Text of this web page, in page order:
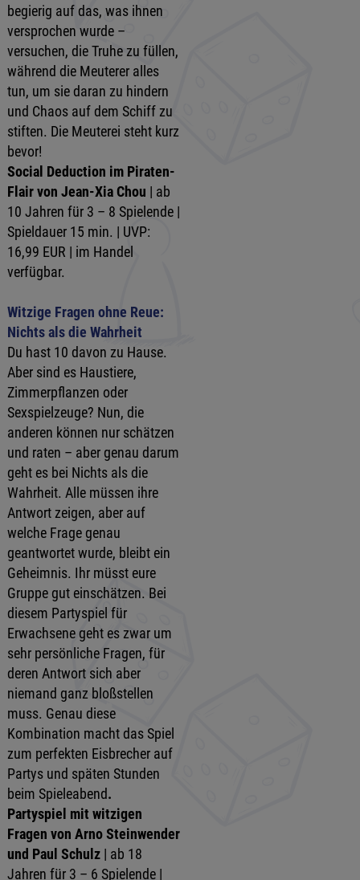
begierig auf das, was ihnen
versprochen wurde –
versuchen, die Truhe zu füllen,
während die Meuterer alles
tun, um sie daran zu hindern
und Chaos auf dem Schiff zu
stiften. Die Meuterei steht kurz
bevor!
Social Deduction im Piraten-
Flair von Jean-Xia Chou | ab
10 Jahren für 3 – 8 Spielende |
Spieldauer 15 min. | UVP:
16,99 EUR | im Handel
verfügbar.
Witzige Fragen ohne Reue:
Nichts als die Wahrheit
Du hast 10 davon zu Hause.
Aber sind es Haustiere,
Zimmerpflanzen oder
Sexspielzeuge? Nun, die
anderen können nur schätzen
und raten – aber genau darum
geht es bei Nichts als die
Wahrheit. Alle müssen ihre
Antwort zeigen, aber auf
welche Frage genau
geantwortet wurde, bleibt ein
Geheimnis. Ihr müsst eure
Gruppe gut einschätzen. Bei
diesem Partyspiel für
Erwachsene geht es zwar um
sehr persönliche Fragen, für
deren Antwort sich aber
niemand ganz bloßstellen
muss. Genau diese
Kombination macht das Spiel
zum perfekten Eisbrecher auf
Partys und späten Stunden
beim Spieleabend.
Partyspiel mit witzigen
Fragen von Arno Steinwender
und Paul Schulz | ab 18
Jahren für 3 – 6 Spielende |